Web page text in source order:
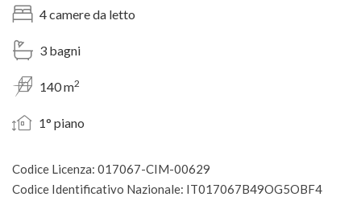
4 camere da letto
3 bagni
140 m2
1° piano
Codice Licenza: 017067-CIM-00629
Codice Identificativo Nazionale: IT017067B49OG5OBF4